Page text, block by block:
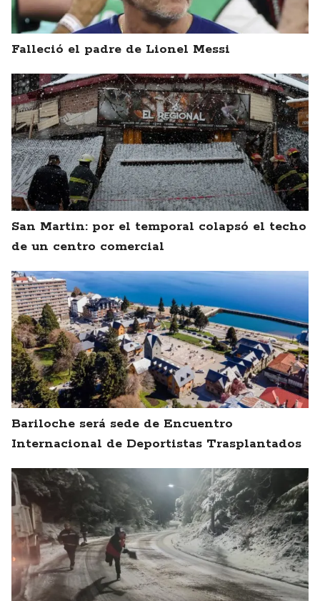
Falleció el padre de Lionel Messi
San Martin: por el temporal colapsó el techo
de un centro comercial
Bariloche será sede de Encuentro
Internacional de Deportistas Trasplantados